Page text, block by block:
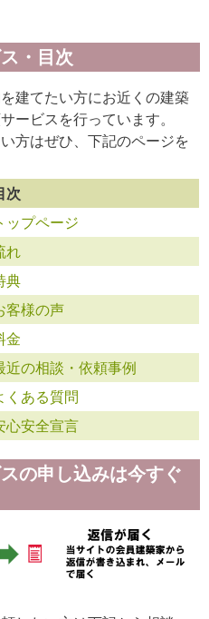
・目次
建てたい方にお近くの建築
ービスを行っています。
方はぜひ、下記のページを
次
ップページ
れ
典
客様の声
金
の相談・依頼事例
くある質問
心安全宣言
の申し込みは今すぐ